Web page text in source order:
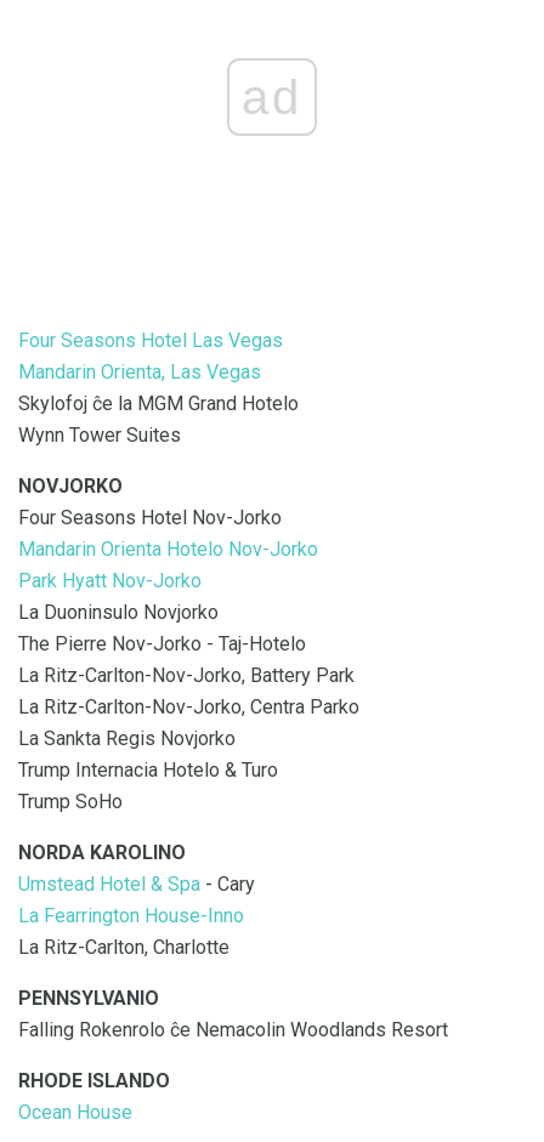
ad
Four Seasons Hotel Las Vegas
Mandarin Orienta, Las Vegas
Skylofoj ĉe la MGM Grand Hotelo
Wynn Tower Suites
NOVJORKO
Four Seasons Hotel Nov-Jorko
Mandarin Orienta Hotelo Nov-Jorko
Park Hyatt Nov-Jorko
La Duoninsulo Novjorko
The Pierre Nov-Jorko - Taj-Hotelo
La Ritz-Carlton-Nov-Jorko, Battery Park
La Ritz-Carlton-Nov-Jorko, Centra Parko
La Sankta Regis Novjorko
Trump Internacia Hotelo & Turo
Trump SoHo
NORDA KAROLINO
Umstead Hotel & Spa - Cary
La Fearrington House-Inno
La Ritz-Carlton, Charlotte
PENNSYLVANIO
Falling Rokenrolo ĉe Nemacolin Woodlands Resort
RHODE ISLANDO
Ocean House